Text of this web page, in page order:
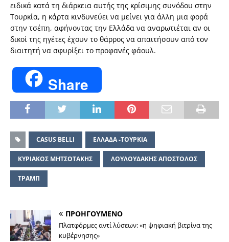
ειδικά κατά τη διάρκεια αυτής της κρίσιμης συνόδου στην
Τουρκία, η κάρτα κινδυνεύει να μείνει για άλλη μια φορά
στην τσέπη, αφήνοντας την Ελλάδα να αναρωτιέται αν οι
δικοί της ηγέτες έχουν το θάρρος να απαιτήσουν από τον
διαιτητή να σφυρίξει το προφανές φάουλ.
Share
CASUS BELLI ΕΛΛΑΔΑ -ΤΟΥΡΚΙΑ
ΚΥΡΙΑΚΟΣ ΜΗΤΣΟΤΑΚΗΣ ΛΟΥΛΟΥΔΑΚΗΣ ΑΠΟΣΤΟΛΟΣ
ΤΡΑΜΠ
ΠΡΟΗΓΟΥΜΕΝΟ
Πλατφόρμες αντί λύσεων: «η ψηφιακή βιτρίνα της
κυβέρνησης»